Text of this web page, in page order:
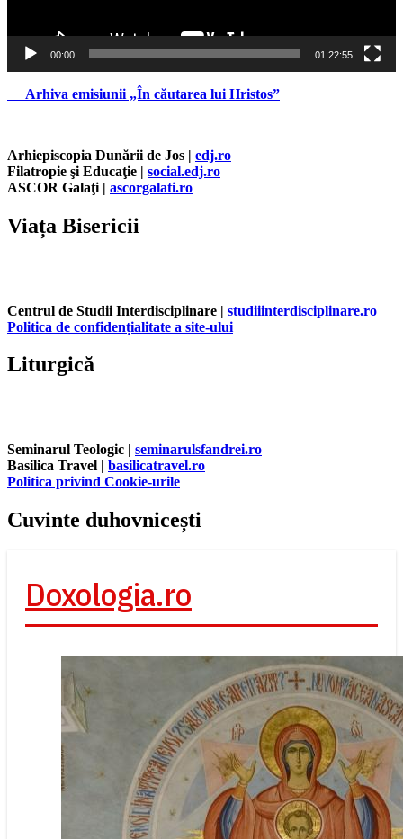
00:00 01:22:55
Arhiva emisiunii „În căutarea lui Hristos”
Arhiepiscopia Dunării de Jos | edj.ro
Filatropie şi Educaţie | social.edj.ro
ASCOR Galaţi | ascorgalati.ro
Viața Bisericii
Centrul de Studii Interdisciplinare | studiiinterdisciplinare.ro
Politica de confidențialitate a site-ului
Liturgică
Seminarul Teologic | seminarulsfandrei.ro
Basilica Travel | basilicatravel.ro
Politica privind Cookie-urile
Cuvinte duhovnicești
Doxologia.ro